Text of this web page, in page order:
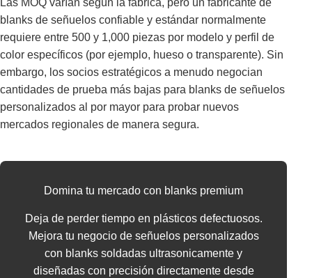
Las MOQ varían según la fábrica, pero un fabricante de
blanks de señuelos confiable y estándar normalmente
requiere entre 500 y 1,000 piezas por modelo y perfil de
color específicos (por ejemplo, hueso o transparente). Sin
embargo, los socios estratégicos a menudo negocian
cantidades de prueba más bajas para blanks de señuelos
personalizados al por mayor para probar nuevos
mercados regionales de manera segura.
Domina tu mercado con blanks premium
Deja de perder tiempo en plásticos defectuosos.
Mejora tu negocio de señuelos personalizados
con blanks soldadas ultrasonicamente y
diseñadas con precisión directamente desde